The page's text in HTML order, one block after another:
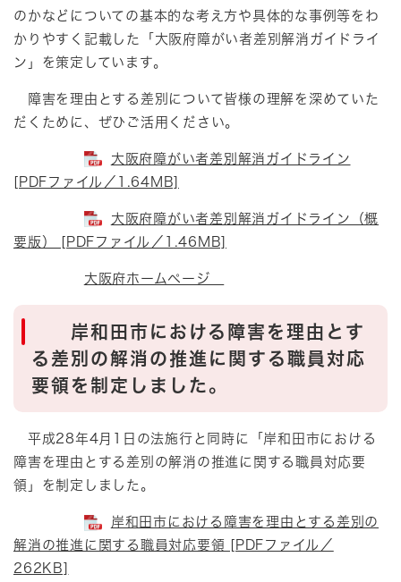
のかなどについての基本的な考え方や具体的な事例等をわ
かりやすく記載した「大阪府障がい者差別解消ガイドライ
ン」を策定しています。
障害を理由とする差別について皆様の理解を深めていた
だくために、ぜひご活用ください。
大阪府障がい者差別解消ガイドライン
[PDFファイル／1.64MB]
大阪府障がい者差別解消ガイドライン（概
要版） [PDFファイル／1.46MB]
大阪府ホームページ
岸和田市における障害を理由とす
る差別の解消の推進に関する職員対応
要領を制定しました。
平成28年4月1日の法施行と同時に「岸和田市における
障害を理由とする差別の解消の推進に関する職員対応要
領」を制定しました。
岸和田市における障害を理由とする差別の
解消の推進に関する職員対応要領 [PDFファイル／
262KB]